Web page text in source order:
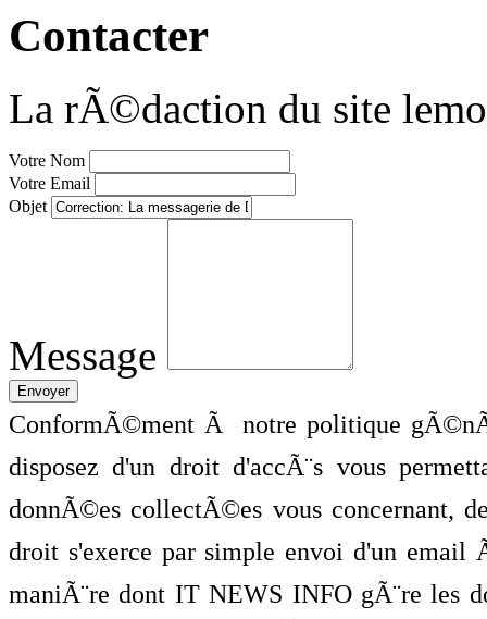
Contacter
La rÃ©daction du site
Votre Nom
Votre Email
Objet
Message
ConformÃ©ment Ã notre politique
disposez d'un droit d'accÃ¨s vous
donnÃ©es collectÃ©es vous concernant,
droit s'exerce par simple envoi d'un
maniÃ¨re dont IT NEWS INFO gÃ¨re les